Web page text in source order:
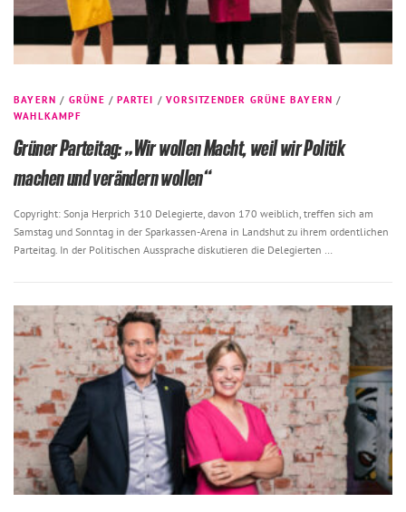
BAYERN / GRÜNE /PARTEI /VORSITZENDER GRÜNE BAYERN /
WAHLKAMPF
Grüner Parteitag: „Wir wollen Macht, weil wir Politik
machen und verändern wollen“
Copyright: Sonja Herprich 310 Delegierte, davon 170 weiblich, treffen sich am
Samstag und Sonntag in der Sparkassen-Arena in Landshut zu ihrem ordentlichen
Parteitag. In der Politischen Aussprache diskutieren die Delegierten …